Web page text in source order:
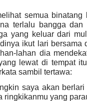
semua
terlalu bangga
yang keluar dari
ikut lari bersama
lahan dia
lewat di tempat
sambil tertawa:
saya akan
ringkikanmu yang